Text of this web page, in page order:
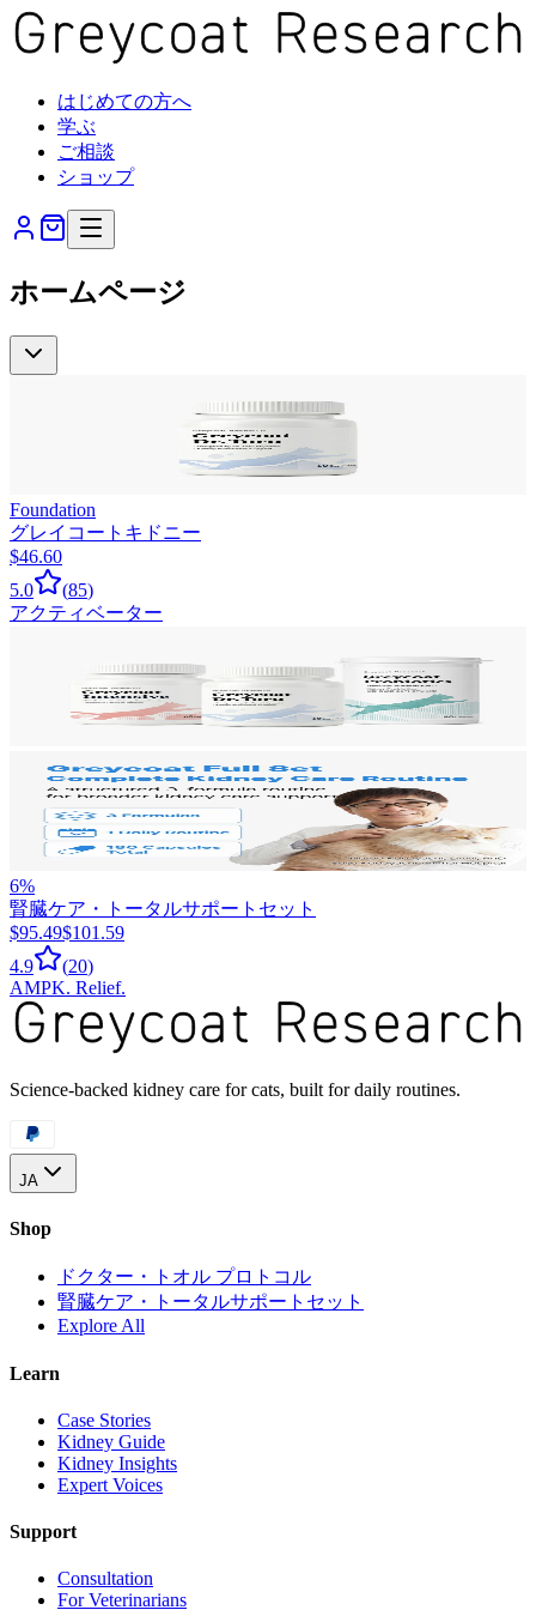
はじめての方へ
学ぶ
ご相談
ショップ
ホームページ
Foundation
グレイコートキドニー
$46.60
5.0
(85)
アクティベーター
6%
腎臓ケア・トータルサポートセット
$95.49$101.59
4.9
(20)
AMPK. Relief.
Science-backed kidney care for cats, built for daily routines.
JA
Shop
ドクター・トオル プロトコル
腎臓ケア・トータルサポートセット
Explore All
Learn
Case Stories
Kidney Guide
Kidney Insights
Expert Voices
Support
Consultation
For Veterinarians